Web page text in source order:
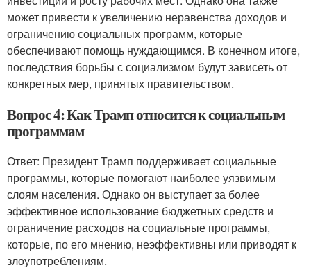
может привести к увеличению неравенства доходов и
ограничению социальных программ, которые
обеспечивают помощь нуждающимся. В конечном итоге,
последствия борьбы с социализмом будут зависеть от
конкретных мер, принятых правительством.
Вопрос 4: Как Трамп относится к социальным
программам
Ответ: Президент Трамп поддерживает социальные
программы, которые помогают наиболее уязвимым
слоям населения. Однако он выступает за более
эффективное использование бюджетных средств и
ограничение расходов на социальные программы,
которые, по его мнению, неэффективны или приводят к
злоупотреблениям.